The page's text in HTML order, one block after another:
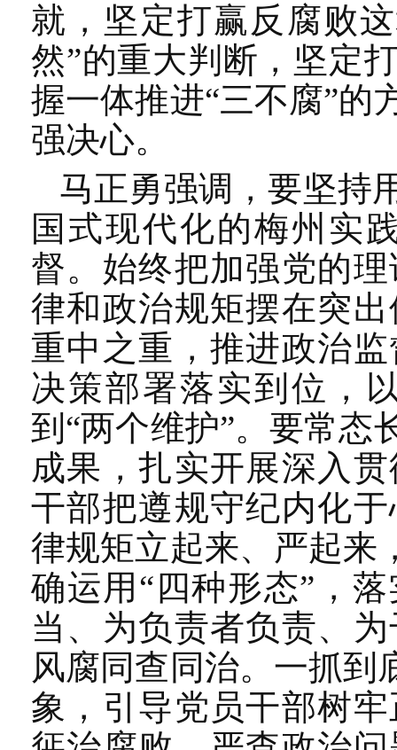
就，坚定打赢反腐败
然”的重大判断，坚定
握一体推进“三不腐”的
强决心。
马正勇强调，要坚持
国式现代化的梅州实
督。始终把加强党的
律和政治规矩摆在突
重中之重，推进政治
决策部署落实到位，
到“两个维护”。要常态
成果，扎实开展深入
干部把遵规守纪内化
律规矩立起来、严起来
确运用“四种形态”，
当、为负责者负责、
风腐同查同治。一抓到
象，引导党员干部树